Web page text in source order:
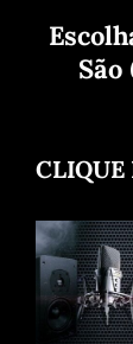
CLIQUE